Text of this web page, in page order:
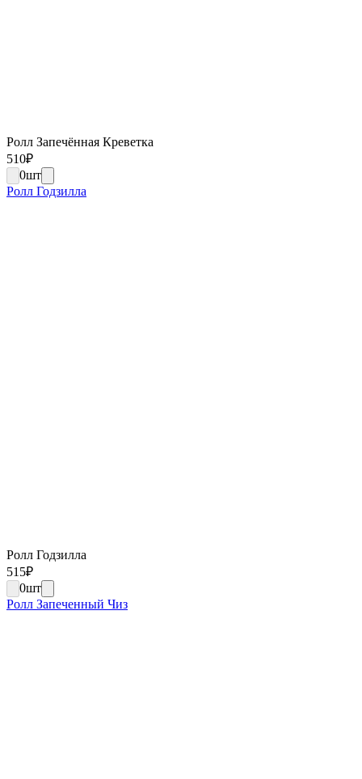
Ролл Запечённая Креветка
510₽
0шт
Ролл Годзилла
Ролл Годзилла
515₽
0шт
Ролл Запеченный Чиз